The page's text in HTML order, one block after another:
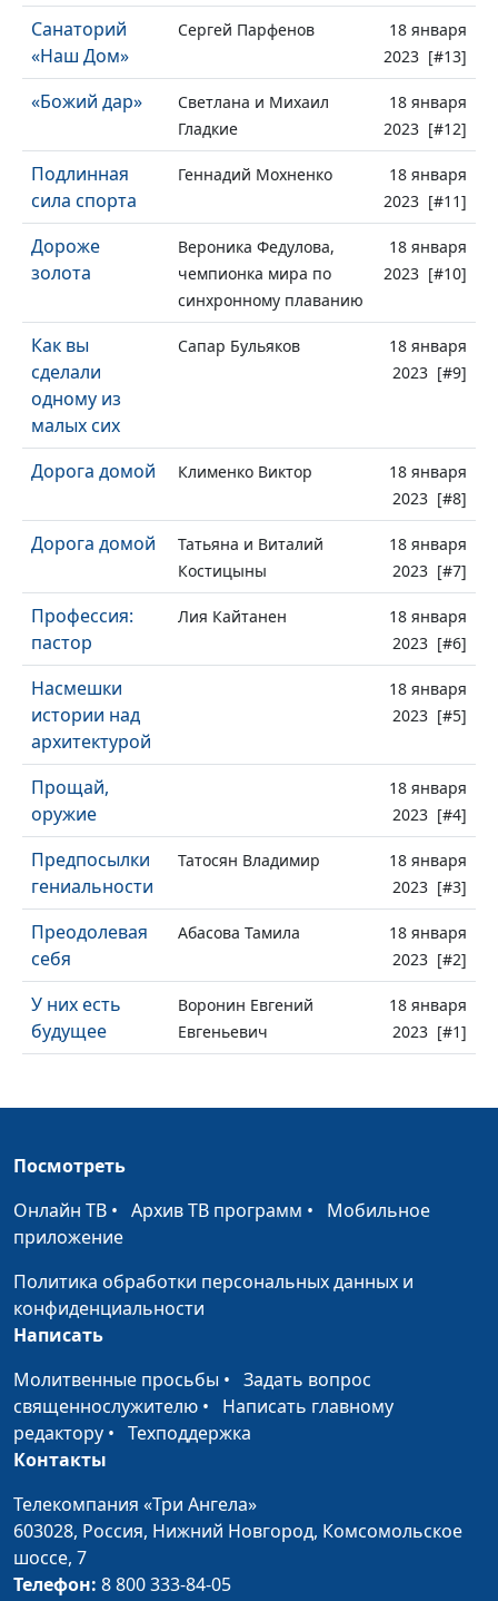
Санаторий
«Наш Дом»
Сергей Парфенов
18 января
2023 [#13]
«Божий дар»
Светлана и Михаил
Гладкие
18 января
2023 [#12]
Подлинная
сила спорта
Геннадий Мохненко
18 января
2023 [#11]
Дороже
золота
Вероника Федулова,
чемпионка мира по
синхронному плаванию
18 января
2023 [#10]
Как вы
сделали
одному из
малых сих
Сапар Бульяков
18 января
2023 [#9]
Дорога домой Клименко Виктор
18 января
2023 [#8]
Дорога домой
Татьяна и Виталий
Костицыны
18 января
2023 [#7]
Профессия:
пастор
Лия Кайтанен
18 января
2023 [#6]
Насмешки
истории над
архитектурой
18 января
2023 [#5]
Прощай,
оружие
18 января
2023 [#4]
Предпосылки
гениальности
Татосян Владимир
18 января
2023 [#3]
Преодолевая
себя
Абасова Тамила
18 января
2023 [#2]
У них есть
будущее
Воронин Евгений
Евгеньевич
18 января
2023 [#1]
Посмотреть
Онлайн ТВ • Архив ТВ программ • Мобильное
приложение
Политика обработки персональных данных и
конфиденциальности
Написать
Молитвенные просьбы • Задать вопрос
священнослужителю • Написать главному
редактору • Техподдержка
Контакты
Телекомпания «Три Ангела»
603028, Россия, Нижний Новгород, Комсомольское
шоссе, 7
Телефон: 8 800 333-84-05